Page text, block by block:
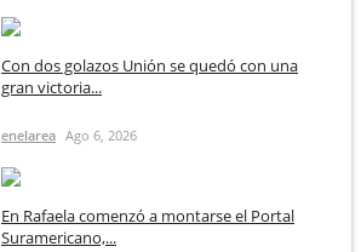
Con dos golazos Unión se quedó con una
gran victoria...
enelarea Ago 6, 2026
En Rafaela comenzó a montarse el Portal
Suramericano,...